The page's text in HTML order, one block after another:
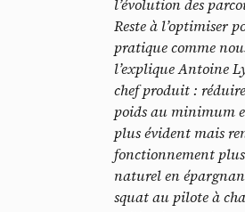
l’évolution des
Reste à l’optimiser
pratique comme
l’explique Antoine
chef produit :
poids au minimum
plus évident mais
fonctionnement plus
naturel en
squat au pilote à